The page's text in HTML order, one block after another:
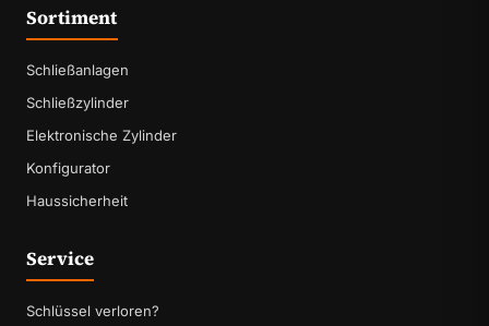
Sortiment
Schließanlagen
Schließzylinder
Elektronische Zylinder
Konfigurator
Haussicherheit
Service
Schlüssel verloren?